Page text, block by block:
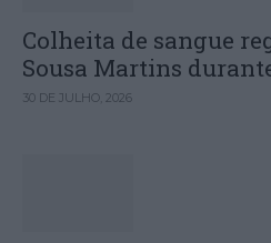
Colheita de sangue
Sousa Martins
30 DE JULHO, 2026